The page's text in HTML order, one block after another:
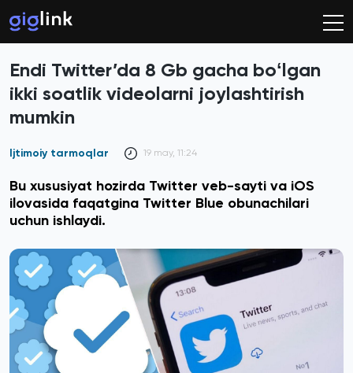
Endi Twitter’da 8 Gb gacha boʻlgan
ikki soatlik videolarni joylashtirish
mumkin
Ijtimoiy tarmoqlar 19 may, 11:24
Bu xususiyat hozirda Twitter veb-sayti va iOS
ilovasida faqatgina Twitter Blue obunachilari
uchun ishlaydi.